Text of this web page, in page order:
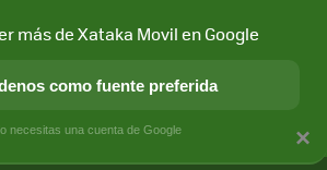
Y SOCIEDAD APLICACIONES
×
más de Xataka Movil en Google
como fuente preferida
necesitas una cuenta de Google